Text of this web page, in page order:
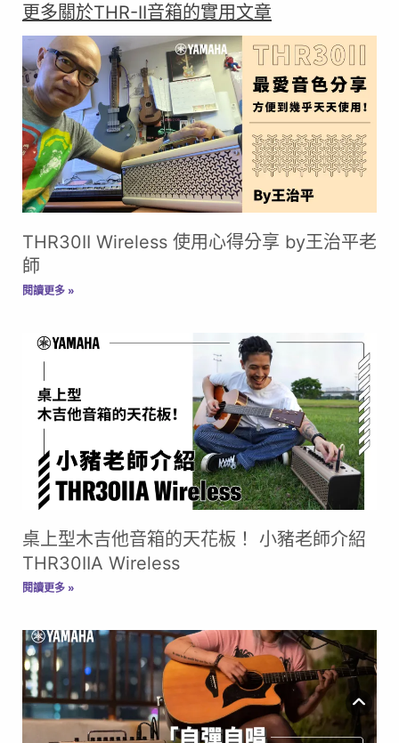
更多關於THR-II音箱的實用文章
THR30II Wireless 使用心得分享 by王治平老
師
閱讀更多 »
桌上型木吉他音箱的天花板！ 小豬老師介紹
THR30IIA Wireless
閱讀更多 »